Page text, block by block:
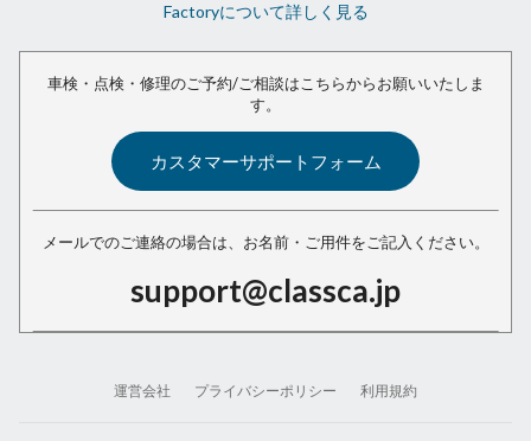
Factoryについて詳しく見る
車検・点検・修理のご予約/ご相談はこちらからお願いいたしま
す。
カスタマーサポートフォーム
メールでのご連絡の場合は、 お名前・ご用件をご記入ください。
support@classca.jp
運営会社 プライバシーポリシー 利用規約